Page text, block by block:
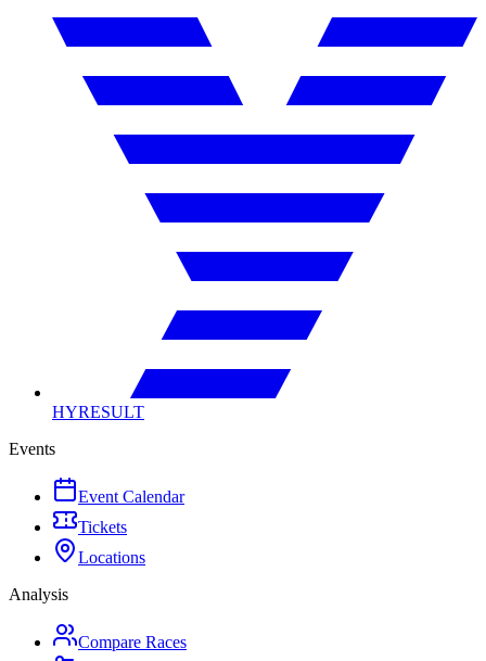
HYRESULT
Events
Event Calendar
Tickets
Locations
Analysis
Compare Races